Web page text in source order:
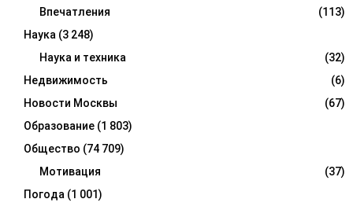
Впечатления
(113)
Наука (3 248)
Наука и техника
(32)
Недвижимость
(6)
Новости Москвы
(67)
Образование (1 803)
Общество (74 709)
Мотивация
(37)
Погода (1 001)